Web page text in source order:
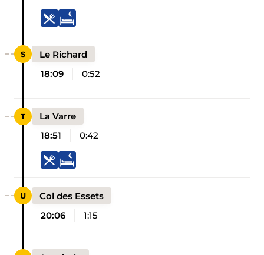
Le Richard
18:09
0:52
La Varre
18:51
0:42
Col des Essets
20:06
1:15